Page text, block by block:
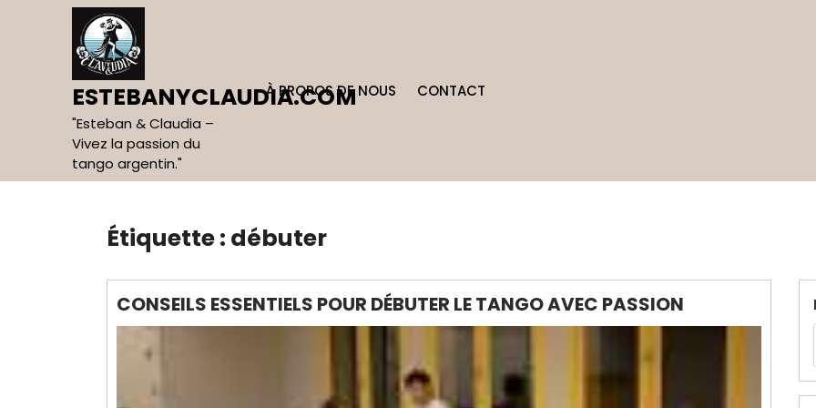
ESTEBANYCLAUDIA.COM
"Esteban & Claudia –
Vivez la passion du
tango argentin."
À PROPOS DE NOUS CONTACT
Étiquette : débuter
CONSEILS ESSENTIELS POUR DÉBUTER LE TANGO AVEC PASSION